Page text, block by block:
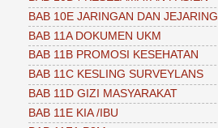
BAB 10E JARINGAN DAN JEJARING
BAB 11A DOKUMEN UKM
BAB 11B PROMOSI KESEHATAN
BAB 11C KESLING SURVEYLANS
BAB 11D GIZI MASYARAKAT
BAB 11E KIA /IBU